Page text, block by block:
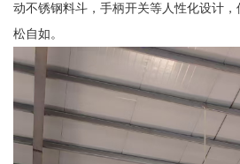
动不锈钢料斗，手柄开关等人性化设计
松自如。